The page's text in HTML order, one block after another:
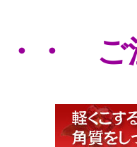
・・ ご